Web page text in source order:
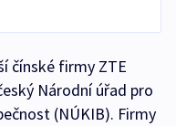
čínské firmy ZTE
Národní úřad pro
(NÚKIB). Firmy